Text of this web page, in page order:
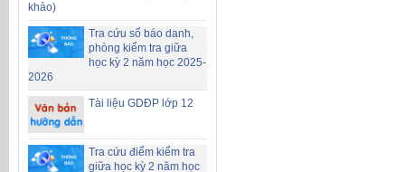
khảo)
Tra cứu số báo danh,
phòng kiểm tra giữa
học kỳ 2 năm học 2025-
2026
Tài liệu GDĐP lớp 12
Tra cứu điểm kiểm tra
giữa học kỳ 2 năm học